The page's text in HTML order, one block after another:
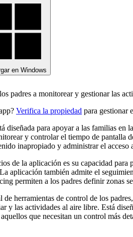
en Windows
padres a monitorear y gestionar las
Verifica la propiedad para gestionar
para apoyar a las familias en
y controlar el tiempo de pantalla
inapropiado y administrar el acceso
de la aplicación es su capacidad
aplicación también admite el
permiten a los padres definir zonas
herramientas de control de los
y las actividades al aire libre. Está
que necesitan un control más